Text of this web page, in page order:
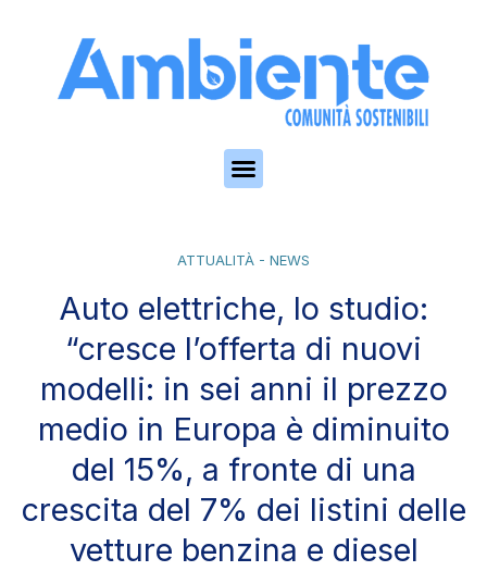
ATTUALITÀ - NEWS
Auto elettriche, lo studio:
“cresce l’offerta di nuovi
modelli: in sei anni il prezzo
medio in Europa è diminuito
del 15%, a fronte di una
crescita del 7% dei listini delle
vetture benzina e diesel